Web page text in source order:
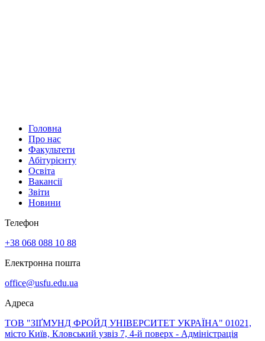
Головна
Про нас
Факультети
Абітурієнту
Освіта
Вакансії
Звіти
Новини
Телефон
+38 068 088 10 88
Електронна пошта
office@usfu.edu.ua
Адреса
ТОВ "ЗІҐМУНД ФРОЙД УНІВЕРСИТЕТ УКРАЇНА" 01021,
місто Київ, Кловський узвіз 7, 4-й поверх - Адміністрація